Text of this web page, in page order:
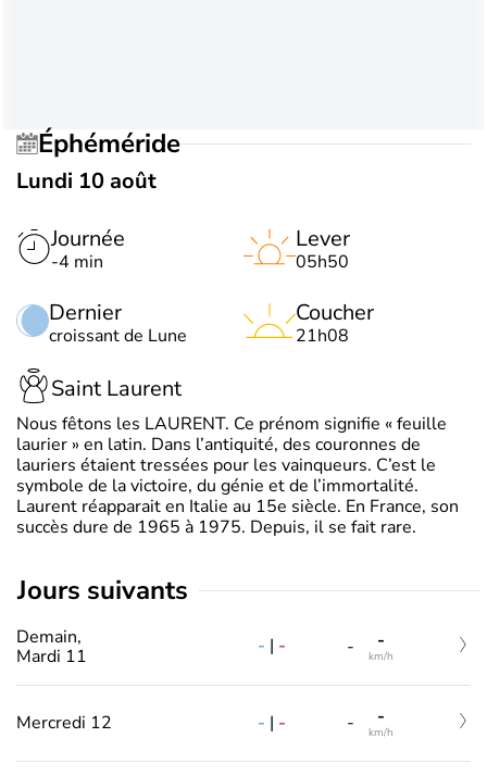
Éphéméride
Lundi 10 août
Journée
-4 min
Dernier
croissant de Lune
Lever
05h50
Coucher
21h08
Saint Laurent
Nous fêtons les LAURENT. Ce prénom signifie « feuille
laurier » en latin. Dans l’antiquité, des couronnes de
lauriers étaient tressées pour les vainqueurs. C’est le
symbole de la victoire, du génie et de l’immortalité.
Laurent réapparait en Italie au 15e siècle. En France, son
succès dure de 1965 à 1975. Depuis, il se fait rare.
jours suivants
Demain,
Mardi 11
- | - - -
km/h
Mercredi 12 - | - - -
km/h